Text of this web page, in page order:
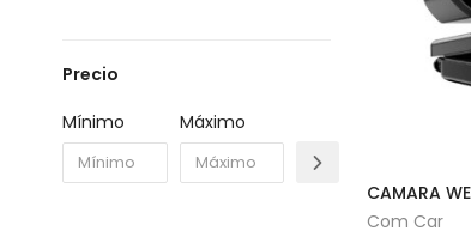
Precio
Mínimo
Máximo
Com Car